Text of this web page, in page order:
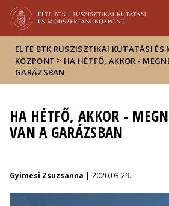
Hírek
Események
ELTE a
sajtóban
ELTE BTK RUSZISZTIKAI KUTATÁSI ÉS
KÖZPONT > HA HÉTFŐ, AKKOR -
GARÁZSBAN
HA HÉTFŐ, AKKOR -
VAN A GARÁZSBAN
Gyimesi Zsuzsanna | 2020.03.29.